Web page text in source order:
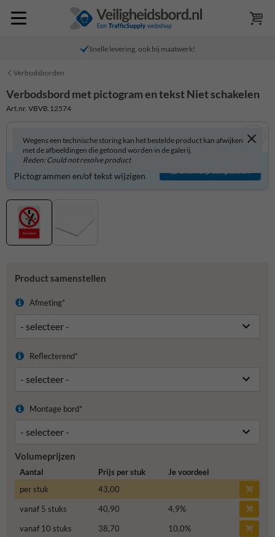
Snelle levering, ook bij maatwerk!
Verbodsborden
Verbodsbord met pictogram en tekst Niet schakelen
Art.nr. VBVB.12574
Wegens een technische storing kan het bestelde product kan afwijken
met de afbeeldingen die getoond worden in de galerij.
Reden: Could not resolve product
Verbodsbord zelf aanpassen?
Pictogrammen en/of tekst wijzigen
Ontwerp aanpassen
Product samenstellen
Afmeting*
Reflecterend*
Montage bord*
Volumeprijzen
Aantal Prijs per stuk
Je voordeel
per stuk
43,00
vanaf 5 stuks
40,90 4,9%
vanaf 10 stuks
38,70 10,0%